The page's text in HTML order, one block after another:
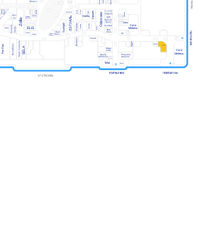
Rieker Польская
Сити
Мебель
CUCINA
CampanaHome
Планета
мебель
Tefal
Центр
Мебели
Люди
плюс
Vaide
Belwest
SELA
Mark Formelle
Nice&Easy
Кавалер
Мир часов
ELITMIRAPHONE
HELLO!
G-shine
Универ Incanto Салко
Zolla
ELIS
Glance Sokolov
Milavitsa
КУБ ROSTIC'S
ЛЭТУАЛЬ
Sunlight
Наше
Золото
Нью
Мен
Лиарми Фавори Масимар Микс
Аршин
ДЛФ
Stella
Grass
Чио
Чио
Модуль
ААС
Пальто
Вэлл
Бункер
Фор
Мен
DaniLand
Много
Мебели
Сити
Мебель
E1
Вита-Арт
Fun Day
Атанян
дисконт
Класлиф
Офисмаг